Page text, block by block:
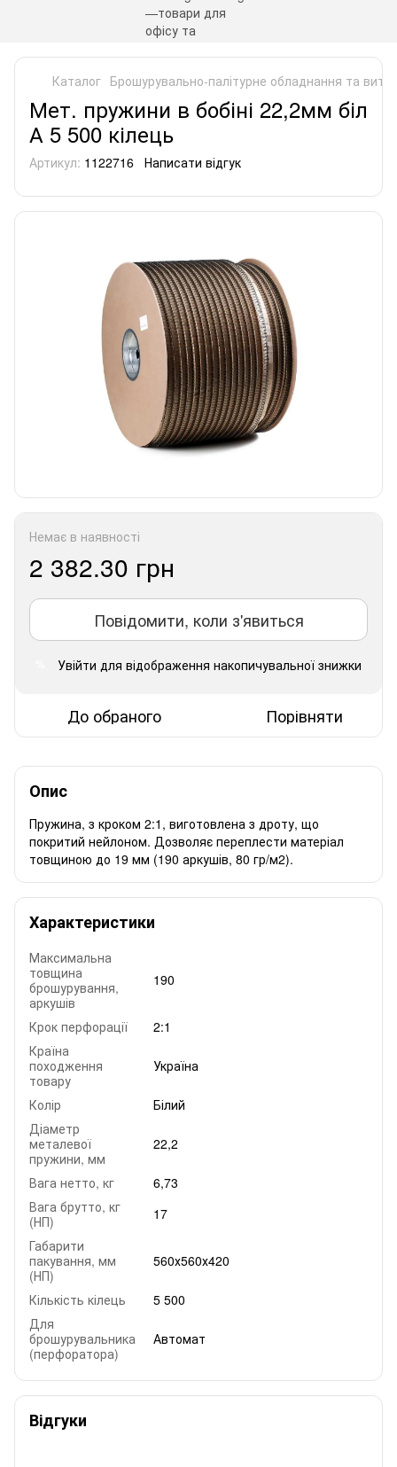
Каталог Брошурувально-палітурне обладнання та
Мет. пружини в бобіні 22,2мм біл
А 5 500 кілець
Артикул: 1122716 Написати відгук
Немає в наявності
2 382.30 грн
Повідомити, коли з'явиться
Увійти для відображення накопичувальної знижки
До обраного Порівняти
Опис
Пружина, з кроком 2:1, виготовлена з дроту, що
покритий нейлоном. Дозволяє переплести матеріал
товщиною до 19 мм (190 аркушів, 80 гр/м2).
Характеристики
Максимальна
товщина
брошурування,
аркушів
190
Крок перфорації
2:1
Країна
походження
товару
Україна
Колір
Білий
Діаметр
металевої
пружини, мм
22,2
Вага нетто, кг
6,73
Вага брутто, кг
(НП)
17
Габарити
пакування, мм
(НП)
560х560х420
Кількість кілець
5 500
Для
брошурувальника
(перфоратора)
Автомат
Відгуки